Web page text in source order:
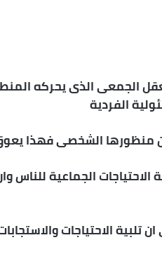
الجمعى الذى يحركه
الفردية
منظورها الشخصى فهذا
الاحتياجات الجماعية للناس
تلبية الاحتياجات